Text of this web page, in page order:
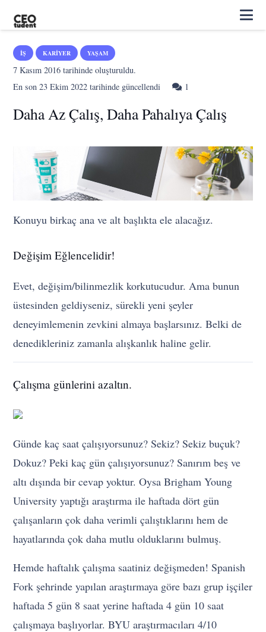
İŞ KARIYER YAŞAM
7 Kasım 2016 tarihinde oluşturuldu.
En son23 Ekim 2022 tarihinde güncellendi 1
Daha Az Çalış, Daha Pahalıya Çalış
Konuyu birkaç ana ve alt başlıkta ele alacağız.
Değişim Eğlencelidir!
Evet, değişim/bilinmezlik korkutucudur. Ama bunun
üstesinden geldiyseniz, sürekli yeni şeyler
deneyimlemenin zevkini almaya başlarsınız. Belki de
denedikleriniz zamanla alışkanlık haline gelir.
Çalışma günlerini azaltın.
Günde kaç saat çalışıyorsunuz? Sekiz? Sekiz buçuk?
Dokuz? Peki kaç gün çalışıyorsunuz? Sanırım beş ve
altı dışında bir cevap yoktur. Oysa Brigham Young
University yaptığı araştırma ile haftada dört gün
çalışanların çok daha verimli çalıştıklarını hem de
hayatlarında çok daha mutlu olduklarını bulmuş.
Hemde haftalık çalışma saatiniz değişmeden! Spanish
Fork şehrinde yapılan araştırmaya göre bazı grup işçiler
haftada 5 gün 8 saat yerine haftada 4 gün 10 saat
çalışmaya başlıyorlar. BYU araştırmacıları 4/10